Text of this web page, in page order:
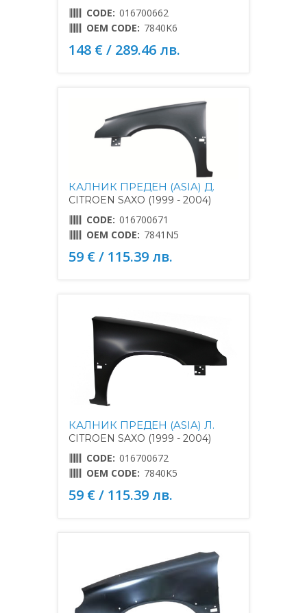
CODE: 016700662
OEM CODE: 7840K6
148 € / 289.46 лв.
КАЛНИК ПРЕДЕН (ASIA) Д.
CITROEN SAXO (1999 - 2004)
CODE: 016700671
OEM CODE: 7841N5
59 € / 115.39 лв.
КАЛНИК ПРЕДЕН (ASIA) Л.
CITROEN SAXO (1999 - 2004)
CODE: 016700672
OEM CODE: 7840K5
59 € / 115.39 лв.